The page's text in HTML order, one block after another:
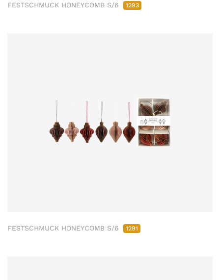
FESTSCHMUCK HONEYCOMB S/6 1293
FESTSCHMUCK HONEYCOMB S/6 1291